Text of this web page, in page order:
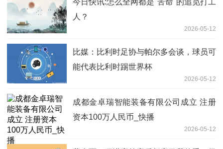
今日快讯:怎么全网都是"苦命"的追觅打工
人？
2026-05-12
比媒：比利时足协与帕尔多会谈，球员可
能代表比利时踢世界杯
2026-05-12
成都金卓瑞智能装备有限公司成立 注册
资本100万人民币_快播
2026-05-12